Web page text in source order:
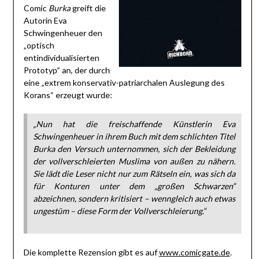
Comic Burkagreift die
Autorin Eva
Schwingenheuer den
„optisch
entindividualisierten
Prototyp“ an, der durch
eine „extrem konservativ-patriarchalen Auslegung des
Korans“ erzeugt wurde:
„Nun hat die freischaffende Künstlerin Eva
Schwingenheuer in ihrem Buch mit dem schlichten Titel
Burka den Versuch unternommen, sich der Bekleidung
der vollverschleierten Muslima von außen zu nähern.
Sie lädt die Leser nicht nur zum Rätseln ein, was sich da
für Konturen unter dem „großen Schwarzen“
abzeichnen, sondern kritisiert – wenngleich auch etwas
ungestüm – diese Form der Vollverschleierung.“
Die komplette Rezension gibt es aufwww.comicgate.de.